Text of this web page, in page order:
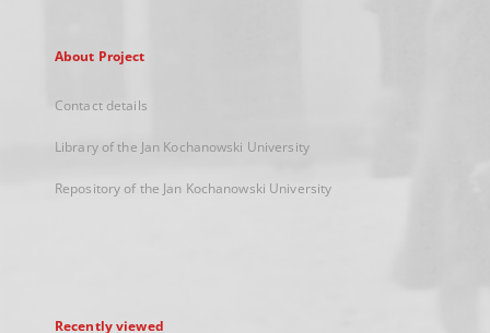
About Project
Contact details
Library of the Jan Kochanowski University
Repository of the Jan Kochanowski University
Recently viewed